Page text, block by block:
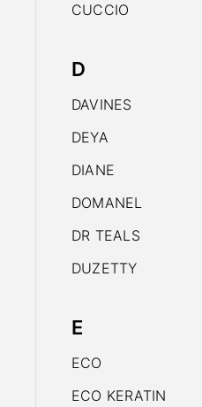
CUCCIO
D
DAVINES
DEYA
DIANE
DOMANEL
DR TEALS
DUZETTY
E
ECO
ECO KERATIN